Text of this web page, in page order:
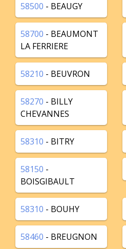
58500 - BEAUGY
58700 - BEAUMONT
LA FERRIERE
58210 - BEUVRON
58270 - BILLY
CHEVANNES
58310 - BITRY
58150 -
BOISGIBAULT
58310 - BOUHY
58460 - BREUGNON